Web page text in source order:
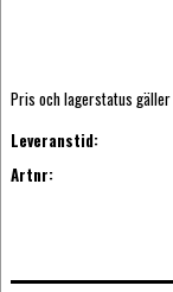
Pris och lagerstatus gäller
Leveranstid:
Artnr: